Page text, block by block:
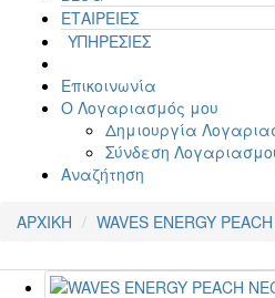
ΕΤΑΙΡΕΙΕΣ
ΥΠΗΡΕΣΙΕΣ
Επικοινωνία
Ο Λογαριασμός μου
Δημιουργία
Σύνδεση
Αναζήτηση
ΑΡΧΙΚΗ WAVES ENERGY